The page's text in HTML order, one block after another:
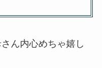
ん内心めちゃ嬉し